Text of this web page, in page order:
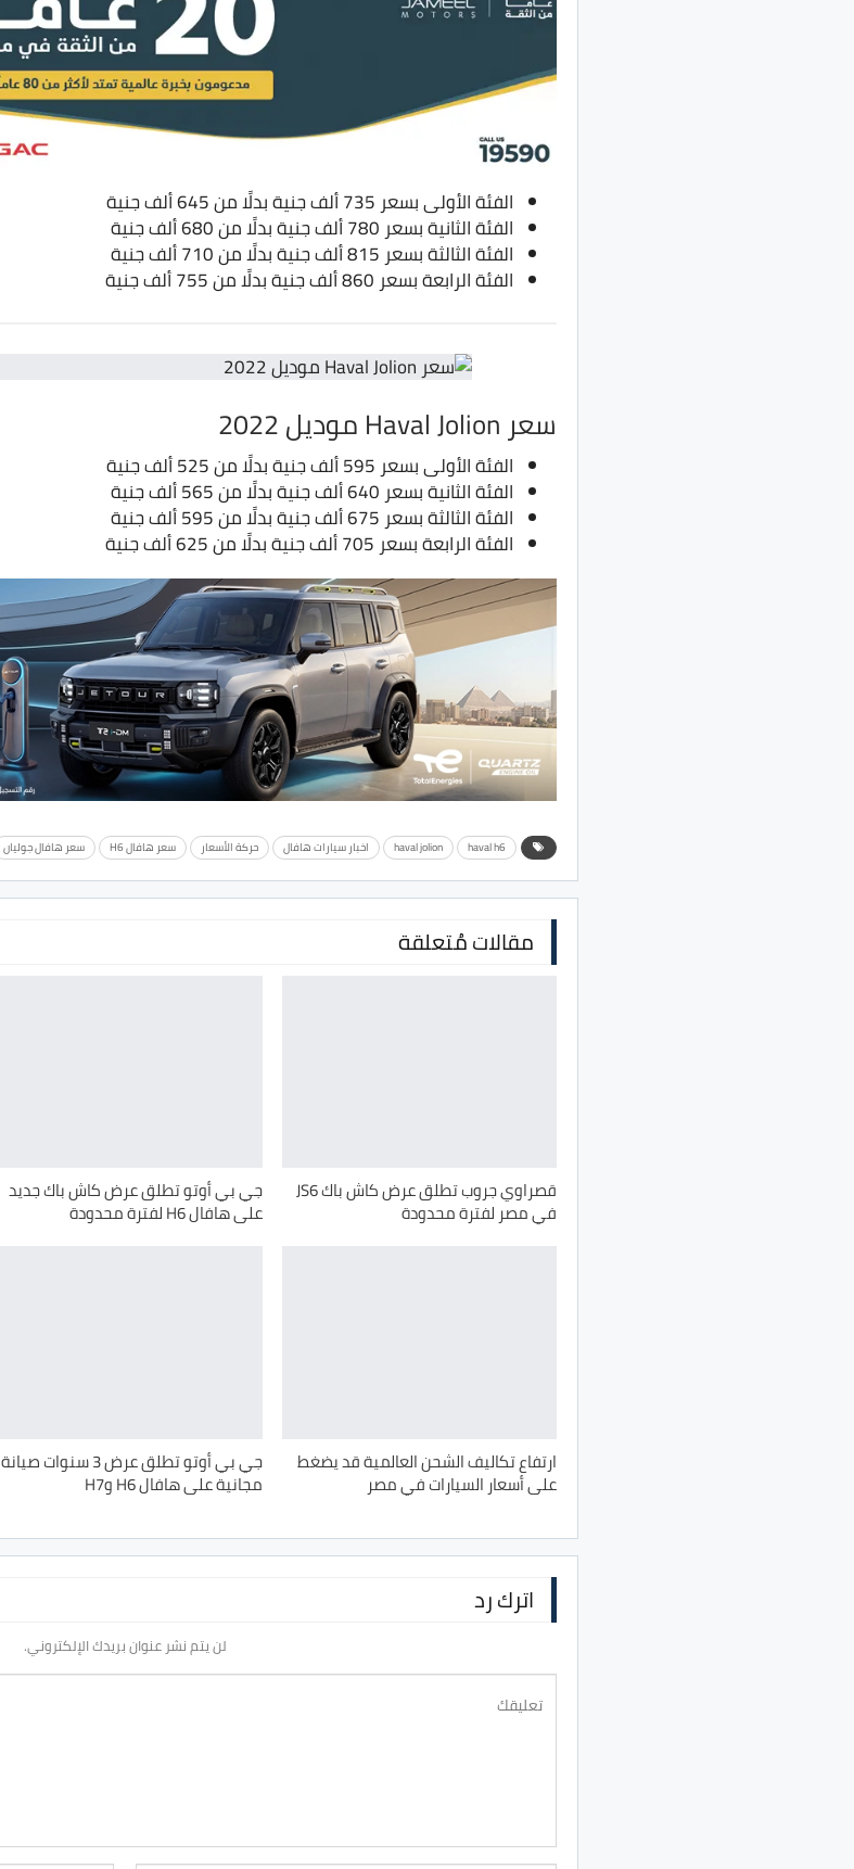
الفئة الأولى بسعر 735 ألف جنية بدلًا من 645 ألف جنية
الفئة الثانية بسعر 780 ألف جنية بدلًا من 680 ألف جنية
الفئة الثالثة بسعر 815 ألف جنية بدلًا من 710 ألف جنية
الفئة الرابعة بسعر 860 ألف جنية بدلًا من 755 ألف جنية
سعر Haval Jolion موديل 2022
الفئة الأولى بسعر 595 ألف جنية بدلًا من 525 ألف جنية
الفئة الثانية بسعر 640 ألف جنية بدلًا من 565 ألف جنية
الفئة الثالثة بسعر 675 ألف جنية بدلًا من 595 ألف جنية
الفئة الرابعة بسعر 705 ألف جنية بدلًا من 625 ألف جنية
haval h6
haval jolion اخبار سيارات هافال حركة الأسعار سعر هافال H6 سعر هافال جوليان
مقالات مُتعلقة
قصراوي جروب تطلق عرض كاش باك JS6
في مصر لفترة محدودة
جي بي أوتو تطلق عرض كاش باك جديد
على هافال H6 لفترة محدودة
ارتفاع تكاليف الشحن العالمية قد يضغط
على أسعار السيارات في مصر
جي بي أوتو تطلق عرض 3 سنوات صيانة
مجانية على هافال H6 وH7
اترك رد
لن يتم نشر عنوان بريدك الإلكتروني.